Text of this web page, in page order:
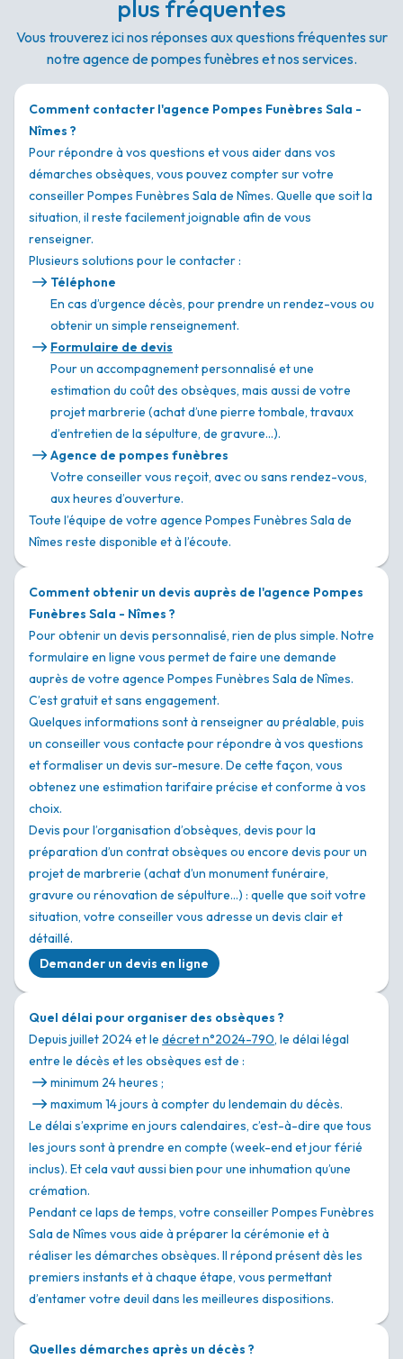
plus fréquentes
Vous trouverez ici nos réponses aux questions fréquentes sur
notre agence de pompes funèbres et nos services.
Comment contacter l'agence Pompes Funèbres Sala -
Nîmes ?
Pour répondre à vos questions et vous aider dans vos
démarches obsèques, vous pouvez compter sur votre
conseiller Pompes Funèbres Sala de Nîmes. Quelle que soit la
situation, il reste facilement joignable afin de vous
renseigner.
Plusieurs solutions pour le contacter :
Téléphone
En cas d’urgence décès, pour prendre un rendez-vous ou
obtenir un simple renseignement.
Formulaire de devis
Pour un accompagnement personnalisé et une
estimation du coût des obsèques, mais aussi de votre
projet marbrerie (achat d’une pierre tombale, travaux
d’entretien de la sépulture, de gravure…).
Agence de pompes funèbres
Votre conseiller vous reçoit, avec ou sans rendez-vous,
aux heures d’ouverture.
Toute l’équipe de votre agence Pompes Funèbres Sala de
Nîmes reste disponible et à l’écoute.
Comment obtenir un devis auprès de l'agence Pompes
Funèbres Sala - Nîmes ?
Pour obtenir un devis personnalisé, rien de plus simple. Notre
formulaire en ligne vous permet de faire une demande
auprès de votre agence Pompes Funèbres Sala de Nîmes.
C’est gratuit et sans engagement.
Quelques informations sont à renseigner au préalable, puis
un conseiller vous contacte pour répondre à vos questions
et formaliser un devis sur-mesure. De cette façon, vous
obtenez une estimation tarifaire précise et conforme à vos
choix.
Devis pour l’organisation d’obsèques, devis pour la
préparation d’un contrat obsèques ou encore devis pour un
projet de marbrerie (achat d’un monument funéraire,
gravure ou rénovation de sépulture…) : quelle que soit votre
situation, votre conseiller vous adresse un devis clair et
détaillé.
Demander un devis en ligne
Quel délai pour organiser des obsèques ?
Depuis juillet 2024 et le décret n°2024-790, le délai légal
entre le décès et les obsèques est de :
minimum 24 heures ;
maximum 14 jours à compter du lendemain du décès.
Le délai s’exprime en jours calendaires, c’est-à-dire que tous
les jours sont à prendre en compte (week-end et jour férié
inclus). Et cela vaut aussi bien pour une inhumation qu’une
crémation.
Pendant ce laps de temps, votre conseiller Pompes Funèbres
Sala de Nîmes vous aide à préparer la cérémonie et à
réaliser les démarches obsèques. Il répond présent dès les
premiers instants et à chaque étape, vous permettant
d’entamer votre deuil dans les meilleures dispositions.
Quelles démarches après un décès ?